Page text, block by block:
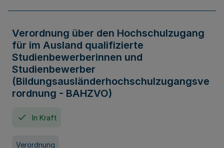
Verordnung über den Hochschulzugang
für im Ausland qualifizierte
Studienbewerberinnen und
Studienbewerber
(Bildungsausländerhochschulzugangsve
rordnung - BAHZVO)
In Kraft
Verordnung